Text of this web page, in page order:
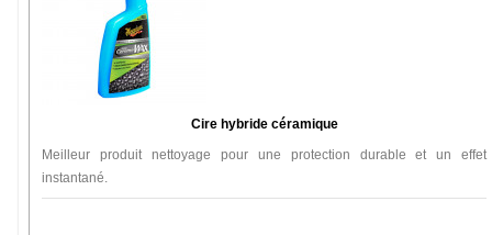
Cire hybride céramique
Meilleur produit nettoyage pour une protection durable et un effet
instantané.